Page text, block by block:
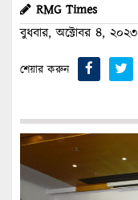
RMG Times
বুধবার, অক্টোবর ৪, ২০২৩
শেয়ার করুন